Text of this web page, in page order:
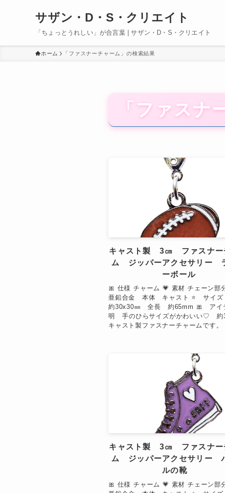
サザン・D・S・クリエイト
「ちょっとうれしい」が合言葉 | サザン・D・S・クリエイト
ホーム 「ファスナーチャーム」の検索結果
「ファスナ
キャスト製 3㎝ ファスナー
ム ジッパーアクセサリー
ーボール
🎀 仕様 チャーム 💗 素材 チェーン
亜鉛合金 本体 キャスト ⭐ サイ
約30x30㎜ 全長 約65mm 🎀 アイ
明 手のひらサイズがかわいい♡ 約
キャスト製ファスナーチャームです
キャスト製 3㎝ ファスナー
ム ジッパーアクセサリー
ルの靴
🎀 仕様 チャーム 💗 素材 チェーン